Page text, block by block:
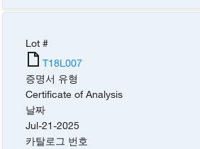
Lot #
T18L007
증명서 유형
Certificate of Analysis
날짜
Jul-21-2025
카탈로그 번호